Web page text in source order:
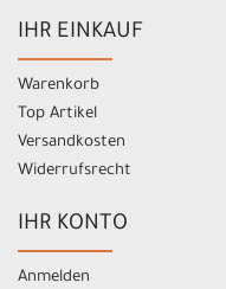
IHR EINKAUF
Warenkorb
Top Artikel
Versandkosten
Widerrufsrecht
IHR KONTO
Anmelden